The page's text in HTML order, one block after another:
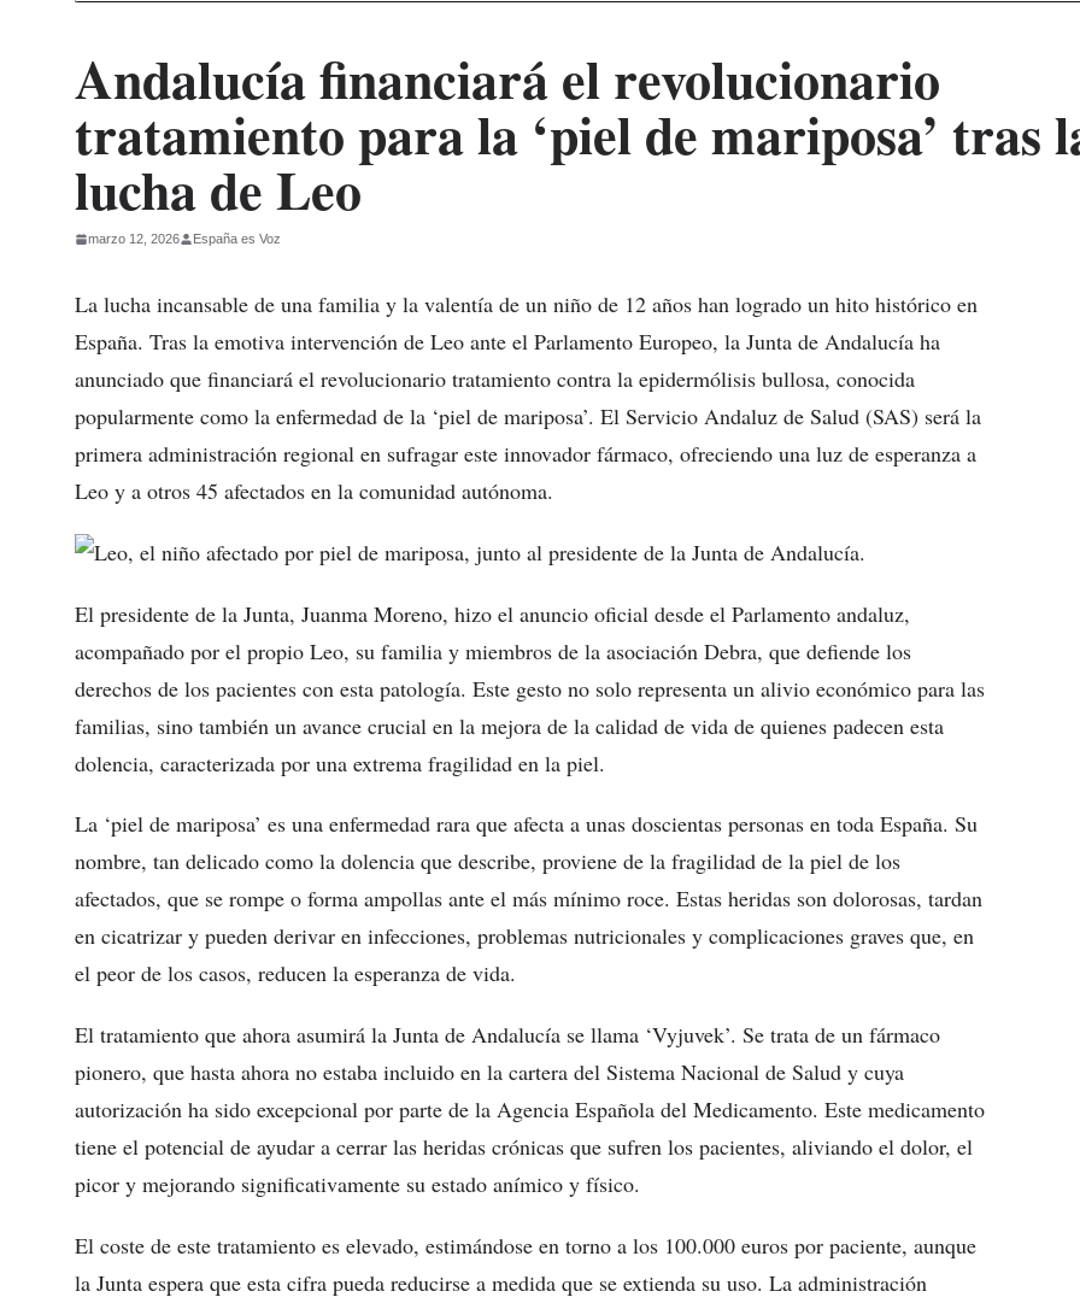
Andalucía financiará el revolucionario
tratamiento para la ‘piel de mariposa’ tras
lucha de Leo
marzo 12, 2026 España es Voz
La lucha incansable de una familia y la valentía de un niño de 12 años han logrado un hito histórico en
España. Tras la emotiva intervención de Leo ante el Parlamento Europeo, la Junta de Andalucía ha
anunciado que financiará el revolucionario tratamiento contra la epidermólisis bullosa, conocida
popularmente como la enfermedad de la ‘piel de mariposa’. El Servicio Andaluz de Salud (SAS) será la
primera administración regional en sufragar este innovador fármaco, ofreciendo una luz de esperanza a
Leo y a otros 45 afectados en la comunidad autónoma.
El presidente de la Junta, Juanma Moreno, hizo el anuncio oficial desde el Parlamento andaluz,
acompañado por el propio Leo, su familia y miembros de la asociación Debra, que defiende los
derechos de los pacientes con esta patología. Este gesto no solo representa un alivio económico para las
familias, sino también un avance crucial en la mejora de la calidad de vida de quienes padecen esta
dolencia, caracterizada por una extrema fragilidad en la piel.
La ‘piel de mariposa’ es una enfermedad rara que afecta a unas doscientas personas en toda España. Su
nombre, tan delicado como la dolencia que describe, proviene de la fragilidad de la piel de los
afectados, que se rompe o forma ampollas ante el más mínimo roce. Estas heridas son dolorosas, tardan
en cicatrizar y pueden derivar en infecciones, problemas nutricionales y complicaciones graves que, en
el peor de los casos, reducen la esperanza de vida.
El tratamiento que ahora asumirá la Junta de Andalucía se llama ‘Vyjuvek’. Se trata de un fármaco
pionero, que hasta ahora no estaba incluido en la cartera del Sistema Nacional de Salud y cuya
autorización ha sido excepcional por parte de la Agencia Española del Medicamento. Este medicamento
tiene el potencial de ayudar a cerrar las heridas crónicas que sufren los pacientes, aliviando el dolor, el
picor y mejorando significativamente su estado anímico y físico.
El coste de este tratamiento es elevado, estimándose en torno a los 100.000 euros por paciente, aunque
la Junta espera que esta cifra pueda reducirse a medida que se extienda su uso. La administración